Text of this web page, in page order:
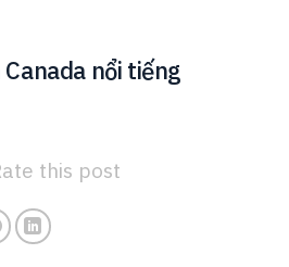
nổi tiếng
this post